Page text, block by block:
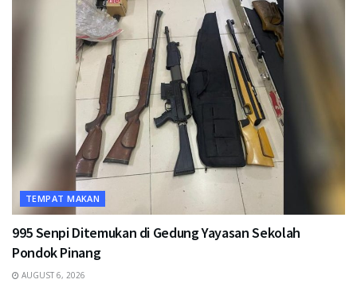
TEMPAT MAKAN
995 Senpi Ditemukan di Gedung Yayasan Sekolah
Pondok Pinang
AUGUST 6, 2026